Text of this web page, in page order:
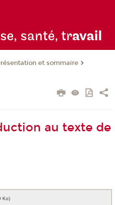
se, santé, travail
et sommaire
au texte de
Ko)